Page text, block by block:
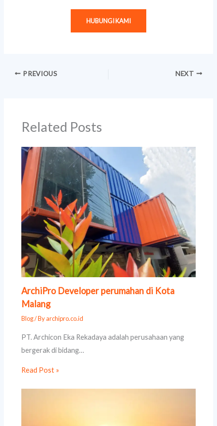
HUBUNGI KAMI
PREVIOUS NEXT
Related Posts
ArchiPro Developer perumahan di Kota
Malang
Blog/ Byarchipro.co.id
PT. Archicon Eka Rekadaya adalah perusahaan yang
bergerak di bidang…
Read Post »